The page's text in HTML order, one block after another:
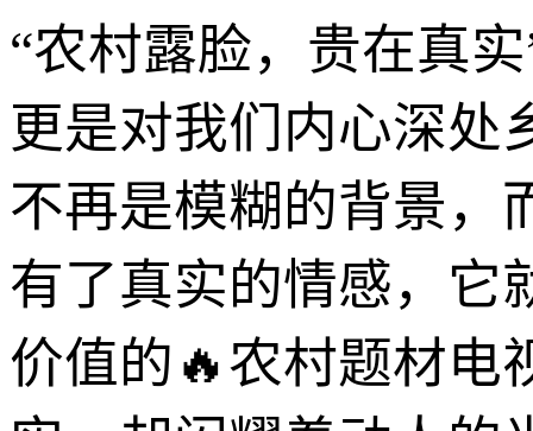
“农村露脸，贵在真
更是对我们内心深处
不再是模糊的背景，
有了真实的情感，它
价值的🔥农村题材电